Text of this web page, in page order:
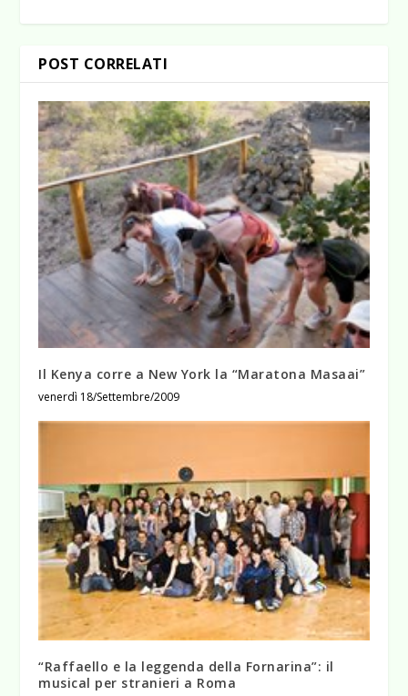
POST CORRELATI
Il Kenya corre a New York la “Maratona Masaai”
venerdì 18/Settembre/2009
“Raffaello e la leggenda della Fornarina”: il
musical per stranieri a Roma